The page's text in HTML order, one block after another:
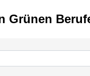
Grünen